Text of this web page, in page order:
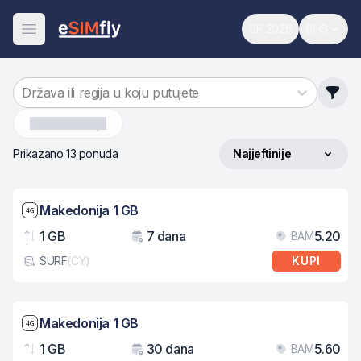
Otvori meni Svjetsko
Država ili regija u koju putujete
Prikazano 13 ponuda Sortiraj po
Najjeftinije
Brzina mreže: 4G
Makedonija 1 GB
Podaci
1 GB
Važenje
7 dana BAM5.20
Tip eSIM kartice
SURF(CY) KUPI
Brzina mreže: 4G
Makedonija 1 GB
Podaci
1 GB
Važenje
30 dana BAM5.60